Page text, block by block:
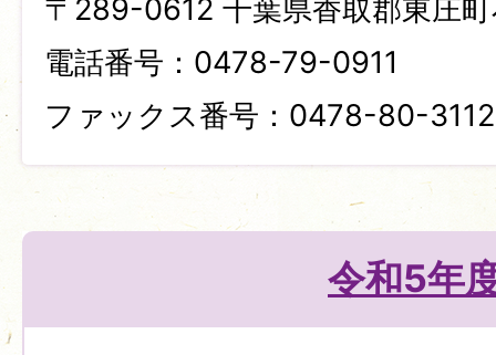
〒289-0612 千葉県香取郡東庄
電話番号：0478-79-0911
ファックス番号：0478-80-3112
令和5年